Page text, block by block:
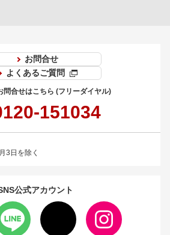
お問合せ
よくあるご質問
問合せはこちら (フリーダイヤル)
151034
3日を除く
公式アカウント